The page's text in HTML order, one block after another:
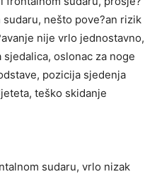
nešto pove?an rizik
nije vrlo jednostavno,
oslonac za noge
pozicija sjedenja
teško skidanje
sudaru, vrlo nizak